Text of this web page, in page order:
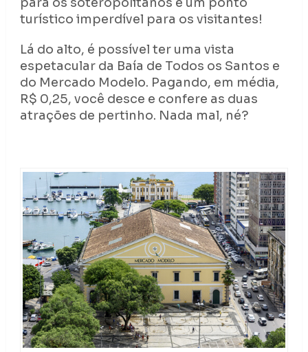
turístico imperdível para os visitantes!
Lá do alto, é possível ter uma vista
espetacular da Baía de Todos os Santos e
do Mercado Modelo. Pagando, em média,
R$ 0,25, você desce e confere as duas
atrações de pertinho. Nada mal, né?